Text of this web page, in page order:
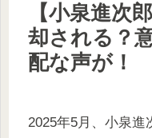
【小泉進次
却される？
配な声が！
2025年5月、小泉進